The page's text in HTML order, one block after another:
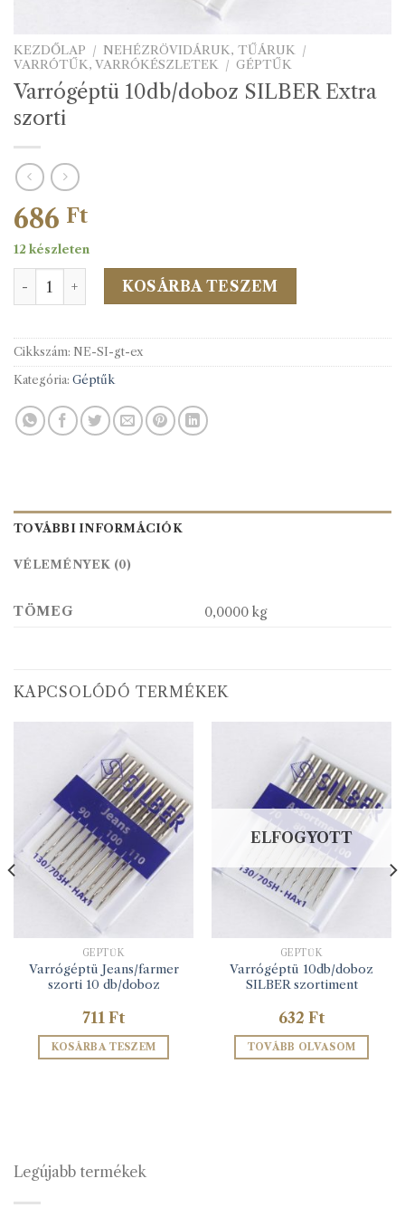
KEZDŐLAP / NEHÉZRÖVIDÁRUK, TŰÁRUK /
VARRÓTŰK, VARRÓKÉSZLETEK / GÉPTŰK
Varrógéptü 10db/doboz SILBER Extra
szorti
686 Ft
12 készleten
Varrógéptü 10db/doboz SILBER Extra szorti mennyiség
KOSÁRBA TESZEM
Cikkszám: NE-SI-gt-ex
Kategória: Géptűk
TOVÁBBI INFORMÁCIÓK
VÉLEMÉNYEK (0)
TÖMEG 0,0000 kg
KAPCSOLÓDÓ TERMÉKEK
GÉPTŰK
Varrógéptü Jeans/farmer
szorti 10 db/doboz
711 Ft
KOSÁRBA TESZEM
ELFOGYOTT
GÉPTŰK
Varrógéptü 10db/doboz
SILBER szortiment
632 Ft
TOVÁBB OLVASOM
Legújabb termékek